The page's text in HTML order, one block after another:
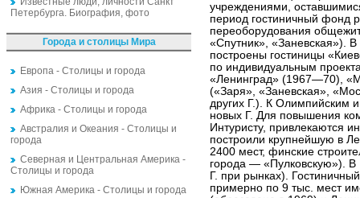
Петербурга. Биография, фото
Города и столицы Мира
Европа - Столицы и города
Азия - Столицы и города
Африка - Столицы и города
Австралия и Океания - Столицы и
города
Северная и Центральная Америка -
Столицы и города
Южная Америка - Столицы и города
учреждениями,
период гостиничный фонд
переоборудования
«Спутник», «Заневская»).
построены гостиницы
по индивидуальным
«Ленинград» (1967—70),
(«Заря», «Заневская»,
других Г.). К Олимпийским
новых Г. Для повышения
Интуристу, привлекаются
построили крупнейшую в
2400 мест, финские
города — «Пулковскую»). В
Г. при рынках).
примерно по 9 тыс. мест